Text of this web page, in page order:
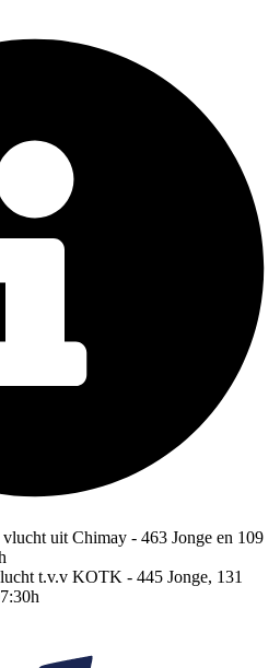
uit Chimay - 463 Jonge en 109
t.v.v KOTK - 445 Jonge, 131